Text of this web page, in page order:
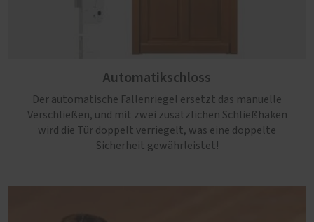
Automatikschloss
Der automatische Fallenriegel ersetzt das manuelle
Verschließen, und mit zwei zusätzlichen Schließhaken
wird die Tür doppelt verriegelt, was eine doppelte
Sicherheit gewährleistet!